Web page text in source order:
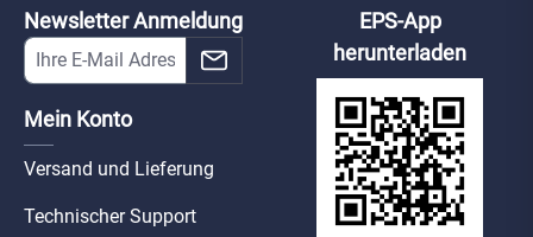
Newsletter Anmeldung
Mein Konto
Versand und Lieferung
Technischer Support
EPS-App
herunterladen